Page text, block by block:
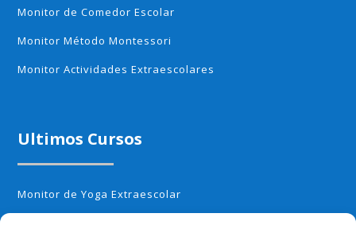
Monitor de Comedor Escolar
Monitor Método Montessori
Monitor Actividades Extraescolares
Ultimos Cursos
Monitor de Yoga Extraescolar